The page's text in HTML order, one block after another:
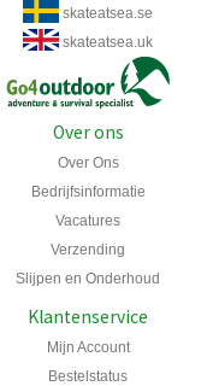
skateatsea.se
skateatsea.uk
Over ons
Over Ons
Bedrijfsinformatie
Vacatures
Verzending
Slijpen en Onderhoud
Klantenservice
Mijn Account
Bestelstatus